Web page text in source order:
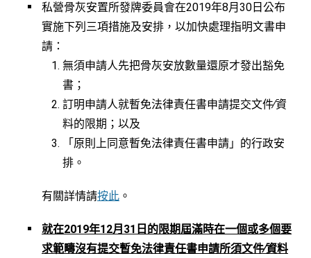
私營骨灰安置所發牌委員會在2019年8月30日公布
實施下列三項措施及安排，以加快處理指明文書申
請：
無須申請人先把骨灰安放數量還原才發出豁免
書；
訂明申請人就暫免法律責任書申請提交文件∕資
料的限期；以及
「原則上同意暫免法律責任書申請」的行政安
排。
有關詳情請按此 。
就在2019年12月31日的限期屆滿時在一個或多個要
求範疇沒有提交暫免法律責任書申請所須文件∕資料